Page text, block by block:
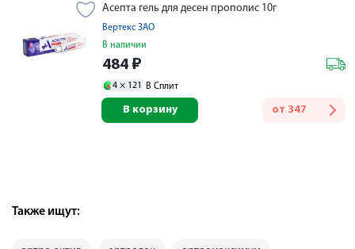
Асепта гель для десен прополис 10г
Вертекс ЗАО
В наличии
484 ₽
4 × 121 В Сплит
от 347
В корзину
Также ищут: